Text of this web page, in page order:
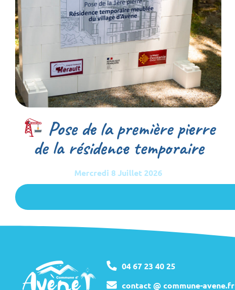
Pose de la première pierre
de la résidence temporaire
Mercredi 8 Juillet 2026
04 67 23 40 25
contact @ commune-avene.fr